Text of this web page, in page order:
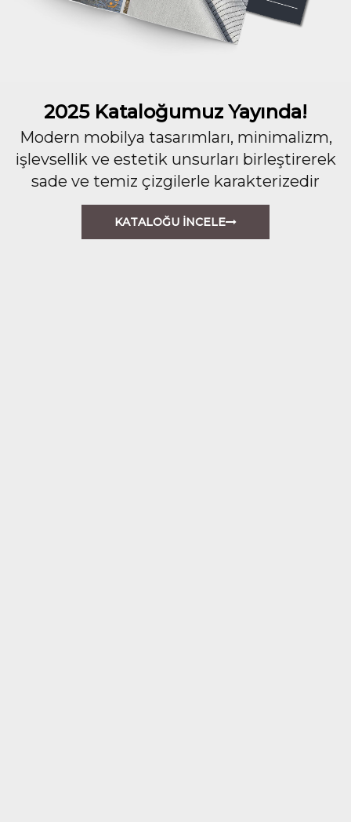
2025 Kataloğumuz Yayında!
Modern mobilya tasarımları, minimalizm,
işlevsellik ve estetik unsurları birleştirerek
sade ve temiz çizgilerle karakterizedir
KATALOĞU İNCELE